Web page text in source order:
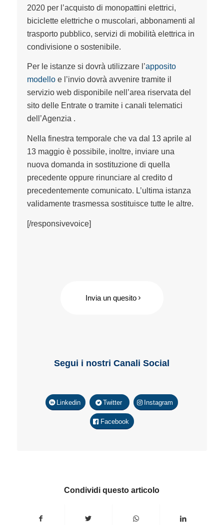
2020 per l’acquisto di monopattini elettrici,
biciclette elettriche o muscolari, abbonamenti al
trasporto pubblico, servizi di mobilità elettrica in
condivisione o sostenibile.
Per le istanze si dovrà utilizzare l’apposito
modelloe l’invio dovrà avvenire tramite il
servizio web disponibile nell’area riservata del
sito delle Entrate o tramite i canali telematici
dell’Agenzia .
Nella finestra temporale che va dal 13 aprile al
13 maggio è possibile, inoltre, inviare una
nuova domanda in sostituzione di quella
precedente oppure rinunciare al credito d
precedentemente comunicato. L’ultima istanza
validamente trasmessa sostituisce tutte le altre.
[/responsivevoice]
Invia un quesito
Segui i nostri Canali Social
Linkedin Twitter Instagram
Facebook
Condividi questo articolo